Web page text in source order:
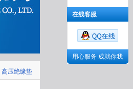
高压绝缘垫
在线客服
用心服务 成就你我